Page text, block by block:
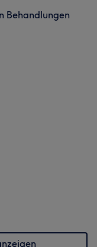
Behandlungen